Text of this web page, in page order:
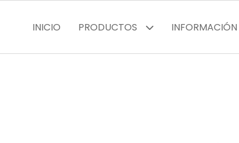
INICIO PRODUCTOS INFORMACIÓN